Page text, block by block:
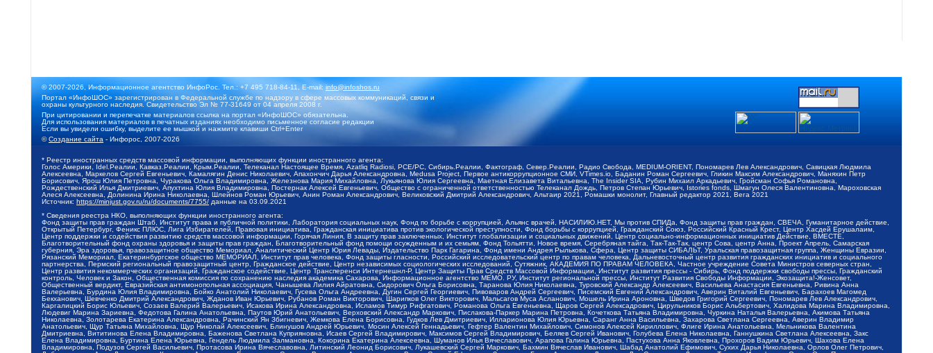
© 2007-2026, Информационное агентство ИнфоРос. Тел.: +7 495 718-84-11, E-mail:info@infoshos.ru
Портал «ИнфоШОС» зарегистрирован в Федеральной службе по надзору в сфере массовых коммуникаций, связи и
охраны культурного наследия. Свидетельство Эл № 77-31649 от 04 апреля 2008 г.
При цитировании и перепечатке материалов ссылка на портал «ИнфоШОС» обязательна.
Для использования материалов в печатных изданиях необходимо письменное согласие редакции
Если вы увидели ошибку, выделите ее мышкой и нажмите клавиши Ctrl+Enter
©Создание сайта - Инфорос, 2007-2026
* Реестр иностранных средств массовой информации, выполняющих функции иностранного агента:
Голос Америки, Idel.Реалии, Кавказ.Реалии, Крым.Реалии, Телеканал Настоящее Время, Azatliq Radiosi, PCE/PC, Сибирь.Реалии, Фактограф, Север.Реалии, Радио Свобода, MEDIUM-ORIENT, Пономарев Лев Александрович, Савицкая Людмила
Алексеевна, Маркелов Сергей Евгеньевич, Камалягин Денис Николаевич, Апахончич Дарья Александровна, Medusa Project, Первое антикоррупционное СМИ, VTimes.io, Баданин Роман Сергеевич, Гликин Максим Александрович, Маняхин Петр
Борисович, Ярош Юлия Петровна, Чуракова Ольга Владимировна, Железнова Мария Михайловна, Лукьянова Юлия Сергеевна, Маетная Елизавета Витальевна, The Insider SIA, Рубин Михаил Аркадьевич, Гройсман Софья Романовна,
Рождественский Илья Дмитриевич, Апухтина Юлия Владимировна, Постернак Алексей Евгеньевич, Общество с ограниченной ответственностью Телеканал Дождь, Петров Степан Юрьевич, Istories fonds, Шмагун Олеся Валентиновна, Мароховская
Алеся Алексеевна, Долинина Ирина Николаевна, Шлейнов Роман Юрьевич, Анин Роман Александрович, Великовский Дмитрий Александрович, Альтаир 2021, Ромашки монолит, Главный редактор 2021, Вега 2021
Источник: https://minjust.gov.ru/ru/documents/7755/ данные на 03.09.2021
* Сведения реестра НКО, выполняющих функции иностранного агента:
Фонд защиты прав граждан Штаб, Институт права и публичной политики, Лаборатория социальных наук, Фонд по борьбе с коррупцией, Альянс врачей, НАСИЛИЮ.НЕТ, Мы против СПИДа, Фонд защиты прав граждан, СВЕЧА, Гуманитарное действие,
Открытый Петербург, Феникс ПЛЮС, Лига Избирателей, Правовая инициатива, Гражданская инициатива против экологической преступности, Фонд борьбы с коррупцией, Гражданский Союз, Российский Красный Крест, Центр Хасдей Ерушалаим,
Центр поддержки и содействия развитию средств массовой информации, Горячая Линия, В защиту прав заключенных, Институт глобализации и социальных движений, Центр социально-информационных инициатив Действие, ВМЕСТЕ,
Благотворительный фонд охраны здоровья и защиты прав граждан, Благотворительный фонд помощи осужденным и их семьям, Фонд Тольятти, Новое время, Серебряная тайга, Так-Так-Так, центр Сова, центр Анна, Проект Апрель, Самарская
губерния, Эра здоровья, правозащитное общество Мемориал, Аналитический Центр Юрия Левады, Издательство Парк Гагарина, Фонд имени Андрея Рылькова, Сфера, Центр защиты СИБАЛЬТ, Уральская правозащитная группа, Женщины Евразии,
Рязанский Мемориал, Екатеринбургское общество МЕМОРИАЛ, Институт прав человека, Фонд защиты гласности, Российский исследовательский центр по правам человека, Дальневосточный центр развития гражданских инициатив и социального
партнерства, Пермский региональный правозащитный центр, Гражданское действие, Центр независимых социологических исследований, Сутяжник, АКАДЕМИЯ ПО ПРАВАМ ЧЕЛОВЕКА, Частное учреждение Совета Министров северных стран,
Центр развития некоммерческих организаций, Гражданское содействие, Центр Трансперенси Интернешнл-Р, Центр Защиты Прав Средств Массовой Информации, Институт развития прессы - Сибирь, Фонд поддержки свободы прессы, Гражданский
контроль, Человек и Закон, Общественная комиссия по сохранению наследия академика Сахарова, Информационное агентство МЕМО. РУ, Институт региональной прессы, Институт Развития Свободы Информации, Экозащита!-Женсовет,
Общественный вердикт, Евразийская антимонопольная ассоциация, Чанышева Лилия Айратовна, Сидорович Ольга Борисовна, Таранова Юлия Николаевна, Туровский Александр Алексеевич, Васильева Анастасия Евгеньевна, Ривина Анна
Валерьевна, Бурдина Юлия Владимировна, Бойко Анатолий Николаевич, Гусева Ольга Андреевна, Дугин Сергей Георгиевич, Пивоваров Андрей Сергеевич, Писемский Евгений Александрович, Аверин Виталий Евгеньевич, Барахоев Магомед
Бекханович, Шевченко Дмитрий Александрович, Жданов Иван Юрьевич, Рубанов Роман Викторович, Шарипков Олег Викторович, Мальсагов Муса Асланович, Мошель Ирина Ароновна, Шведов Григорий Сергеевич, Пономарев Лев Александрович,
Каргалицкий Борис Юльевич, Созаев Валерий Валерьевич, Исакова Ирина Александровна, Исламов Тимур Рифгатович, Романова Ольга Евгеньевна, Щаров Сергей Алексадрович, Цирульников Борис Альбертович, Халидова Марина Владимировна,
Людевиг Марина Зариевна, Федотова Галина Анатольевна, Паутов Юрий Анатольевич, Верховский Александр Маркович, Пислакова-Паркер Марина Петровна, Кочеткова Татьяна Владимировна, Чуркина Наталья Валерьевна, Акимова Татьяна
Николаевна, Золотарева Екатерина Александровна, Рачинский Ян Збигневич, Жемкова Елена Борисовна, Гудков Лев Дмитриевич, Илларионова Юлия Юрьевна, Саранг Анна Васильевна, Захарова Светлана Сергеевна, Аверин Владимир
Анатольевич, Щур Татьяна Михайловна, Щур Николай Алексеевич, Блинушов Андрей Юрьевич, Мосин Алексей Геннадьевич, Гефтер Валентин Михайлович, Симонов Алексей Кириллович, Флиге Ирина Анатольевна, Мельникова Валентина
Дмитриевна, Вититинова Елена Владимировна, Баженова Светлана Куприяновна, Исаев Сергей Владимирович, Максимов Сергей Владимирович, Беляев Сергей Иванович, Голубева Елена Николаевна, Ганнушкина Светлана Алексеевна, Закс
Елена Владимировна, Буртина Елена Юрьевна, Гендель Людмила Залмановна, Кокорина Екатерина Алексеевна, Шуманов Илья Вячеславович, Арапова Галина Юрьевна, Пастухова Анна Яковлевна, Прохоров Вадим Юрьевич, Шахова Елена
Владимировна, Подузов Сергей Васильевич, Протасова Ирина Вячеславовна, Литинский Леонид Борисович, Лукашевский Сергей Маркович, Бахмин Вячеслав Иванович, Шабад Анатолий Ефимович, Сухих Дарья Николаевна, Орлов Олег Петрович,